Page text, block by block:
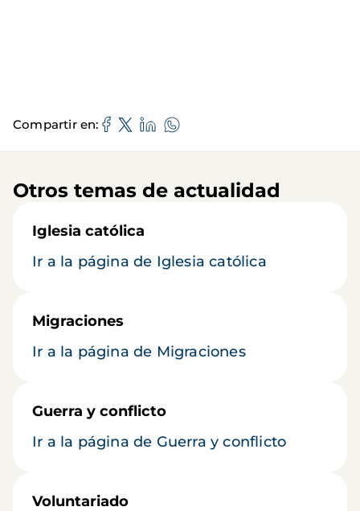
Compartir en
Otros temas de actualidad
Iglesia católica
Ir a la página de Iglesia católica
Migraciones
Ir a la página de Migraciones
Guerra y conflicto
Ir a la página de Guerra y conflicto
Voluntariado